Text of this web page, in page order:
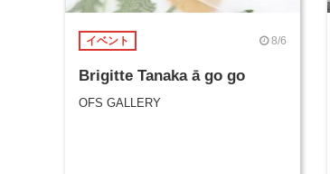
イベント 8/6
Brigitte Tanaka ā go go
OFS GALLERY